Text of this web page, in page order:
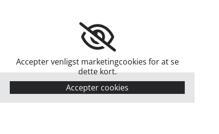
Accepter venligst marketingcookies for at se
dette kort.
Accepter cookies